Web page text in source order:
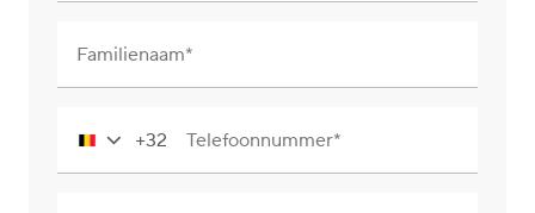
Familienaam
Belgium
+32
+32 Telefoonnummer